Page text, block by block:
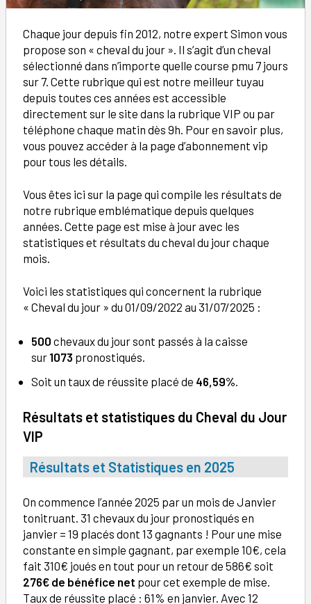
Chaque jour depuis fin 2012, notre expert Simon vous
propose son « cheval du jour ». Il s’agit d’un cheval
sélectionné dans n’importe quelle course pmu 7 jours
sur 7. Cette rubrique qui est notre meilleur tuyau
depuis toutes ces années est accessible
directement sur le site dans la rubrique VIP ou par
téléphone chaque matin dès 9h. Pour en savoir plus,
vous pouvez accéder à la page d’abonnement vip
pour tous les détails.
Vous êtes ici sur la page qui compile les résultats de
notre rubrique emblématique depuis quelques
années. Cette page est mise à jour avec les
statistiques et résultats du cheval du jour chaque
mois.
Voici les statistiques qui concernent la rubrique
« Cheval du jour » du 01/09/2022 au 31/07/2025 :
500 chevaux du jour sont passés à la caisse
sur 1073 pronostiqués.
Soit un taux de réussite placé de 46,59%
Résultats et statistiques du Cheval du Jour
VIP
Résultats et Statistiques en 2025
On commence l’année 2025 par un mois de Janvier
tonitruant. 31 chevaux du jour pronostiqués en
janvier = 19 placés dont 13 gagnants ! Pour une mise
constante en simple gagnant, par exemple 10€, cela
fait 310€ joués en tout pour un retour de 586€ soit
276€ de bénéfice net pour cet exemple de mise.
Taux de réussite placé : 61% en janvier. Avec 12